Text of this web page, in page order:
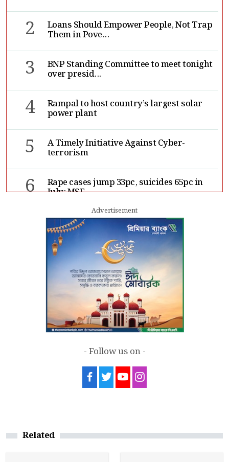
2 Loans Should Empower People, Not Trap
Them in Pove...
3 BNP Standing Committee to meet tonight
over presid...
4 Rampal to host country’s largest solar
power plant
5 A Timely Initiative Against Cyber-
terrorism
6 Rape cases jump 33pc, suicides 65pc in
July: MSF
Sergio Gor, Dinesh Trivedi hold meeting
in Dhaka
Advertisement
- Follow us on -
Related